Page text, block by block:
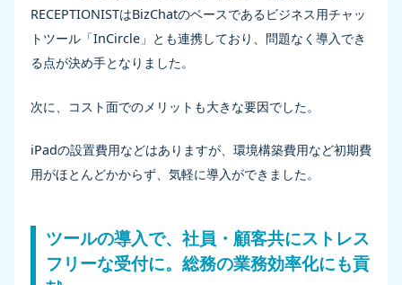
RECEPTIONISTはBizChatのベースであるビジネス用チャッ
トツール「InCircle」とも連携しており、問題なく導入でき
る点が決め手となりました。
次に、コスト面でのメリットも大きな要因でした。
iPadの設置費用などはありますが、環境構築費用など初期費
用がほとんどかからず、気軽に導入ができました。
ツールの導入で、社員・顧客共にストレス
フリーな受付に。総務の業務効率化にも貢